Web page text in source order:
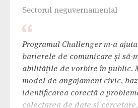
Sectorul neguvernamental
Programul Challenger m-a
barierele de comunicare și să-
abilitățile de vorbire în public.
model de angajament civic,
identificarea corectă a
colectarea de date și